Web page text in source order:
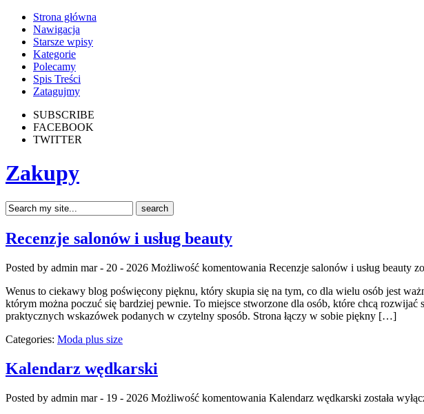
Strona główna
Nawigacja
Starsze wpisy
Kategorie
Polecamy
Spis Treści
Zatagujmy
SUBSCRIBE
FACEBOOK
TWITTER
Zakupy
Recenzje salonów i usług beauty
Posted by admin mar - 20 - 2026 Możliwość komentowania Recenzje salonów i usług beauty
Wenus to ciekawy blog poświęcony pięknu, który skupia się na tym, co dla wielu osób jest
którym można poczuć się bardziej pewnie. To miejsce stworzone dla osób, które chcą
praktycznych wskazówek podanych w czytelny sposób. Strona łączy w sobie piękny […]
Categories: Moda plus size
Kalendarz wędkarski
Posted by admin mar - 19 - 2026 Możliwość komentowania Kalendarz wędkarski została